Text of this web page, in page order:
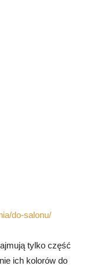
do-salonu/
tylko część
ich kolorów do